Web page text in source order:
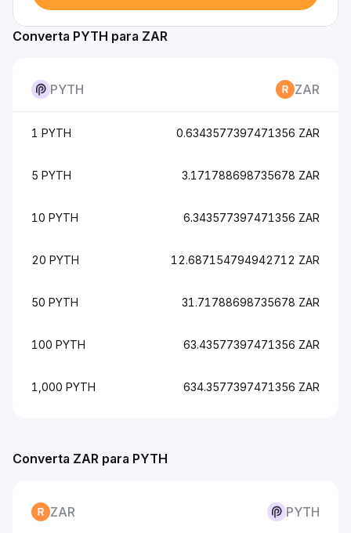
Converta PYTH para ZAR
PYTH ZAR
1 PYTH 0.6343577397471356 ZAR
5 PYTH 3.171788698735678 ZAR
10 PYTH 6.343577397471356 ZAR
20 PYTH 12.687154794942712 ZAR
50 PYTH 31.71788698735678 ZAR
100 PYTH 63.43577397471356 ZAR
1,000 PYTH 634.3577397471356 ZAR
Converta ZAR para PYTH
ZAR PYTH